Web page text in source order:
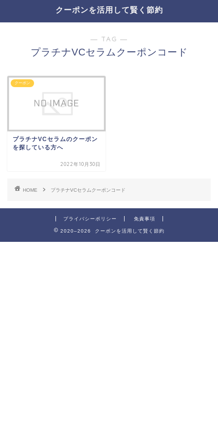
クーポンを活用して賢く節約
― TAG ―
プラチナVCセラムクーポンコード
クーポン
プラチナVCセラムのクーポン
を探している方へ
2022年10月30日
HOME プラチナVCセラムクーポンコード
プライバシーポリシー 免責事項
2020–2026 クーポンを活用して賢く節約